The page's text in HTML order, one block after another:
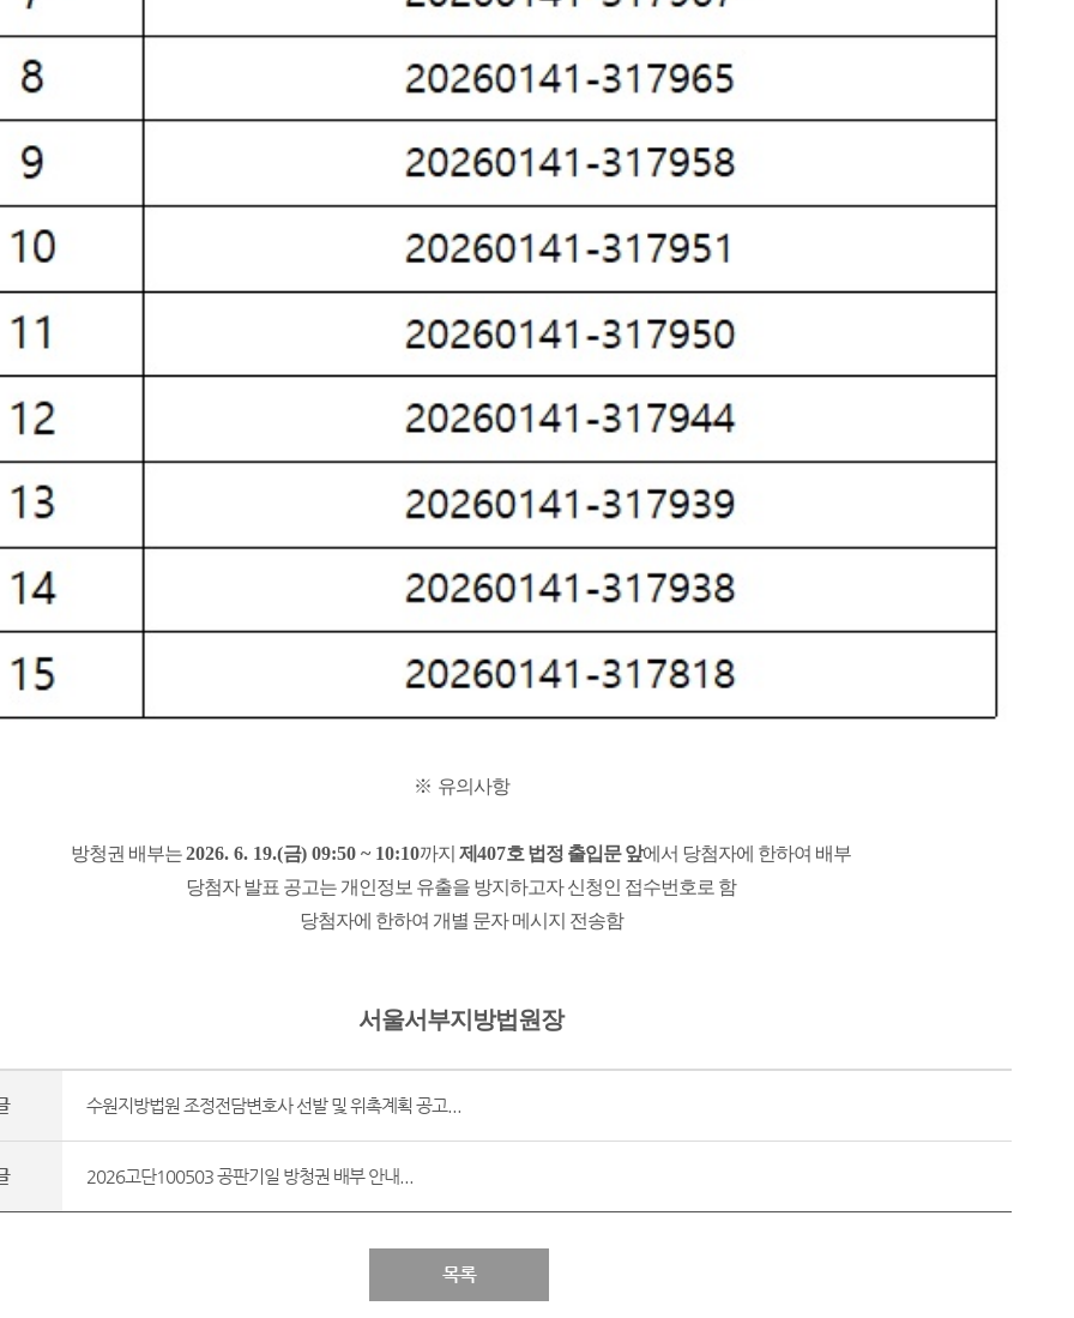
※ 유의사항
방청권 배부는2026. 6. 19.(금) 09:50 ~ 10:10까지 제 407호 법정 출입문 앞에서 당첨자에 한하여 배부
당첨자 발표 공고는 개인정보 유출을 방지하고자 신청인 접수번호로 함
당첨자에 한하여 개별 문자 메시지 전송함
서울서부지방법원장
수원지방법원 조정전담변호사 선발 및 위촉계획 공고...
2026고단100503 공판기일 방청권 배부 안내...
목록